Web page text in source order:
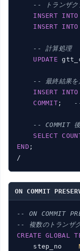
-- トランザク
INSERT INTO
INSERT INTO
-- 計算処理
UPDATE
-- 最終結果を
INSERT INTO
COMMIT ;
-- COMMIT
SELECT
END ;
ON COMMIT
-- ON COMMIT
-- 複数のトランザ
CREATE
GLOBAL
    step_no